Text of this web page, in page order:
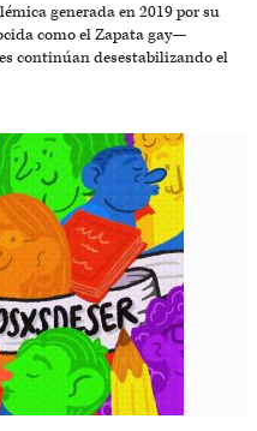
generada en 2019 por su
como el Zapata gay—
continúan desestabilizando el